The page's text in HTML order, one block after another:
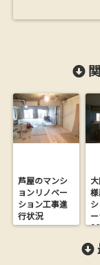
芦屋のマンシ
ョンリノベー
ション工事進
行状況